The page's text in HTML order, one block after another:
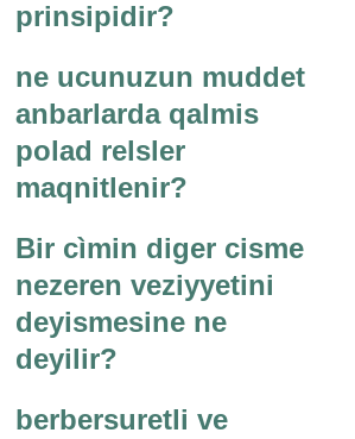
prinsipidir?
ne ucunuzun muddet
anbarlarda qalmis
polad relsler
maqnitlenir?
Bir cìmin diger cisme
nezeren veziyyetini
deyismesine ne
deyilir?
berbersuretli ve